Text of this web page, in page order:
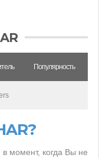
Популярность
момент, когда Вы не